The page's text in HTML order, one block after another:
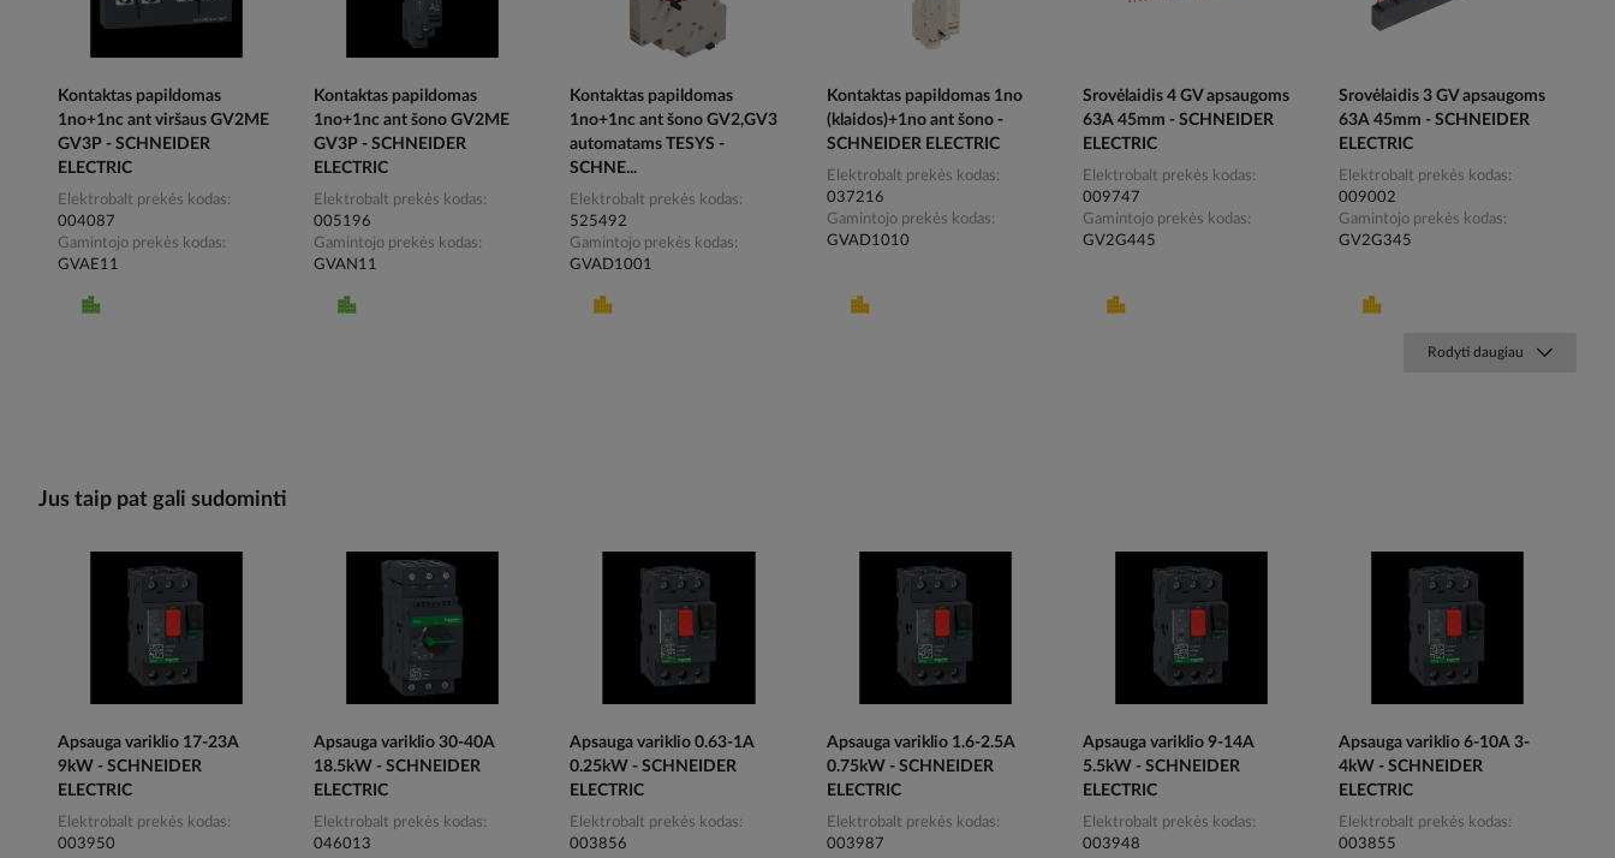
Kontaktas papildomas
1no+1nc ant viršaus GV2ME
GV3P - SCHNEIDER
ELECTRIC
Elektrobalt prekės kodas
004087
Gamintojo prekės kodas
GVAE11
Kontaktas papildomas
1no+1nc ant šono GV2ME
GV3P - SCHNEIDER
ELECTRIC
Elektrobalt prekės kodas
005196
Gamintojo prekės kodas
GVAN11
Kontaktas papildomas
1no+1nc ant šono GV2,GV3
automatams TESYS -
SCHNE...
Elektrobalt prekės kodas
525492
Gamintojo prekės kodas
GVAD1001
Kontaktas papildomas 1no
(klaidos)+1no ant šono -
SCHNEIDER ELECTRIC
Elektrobalt prekės kodas
037216
Gamintojo prekės kodas
GVAD1010
Srovėlaidis 4 GV apsaugoms
63A 45mm - SCHNEIDER
ELECTRIC
Elektrobalt prekės kodas
009747
Gamintojo prekės kodas
GV2G445
Srovėlaidis 3 GV apsaugoms
63A 45mm - SCHNEIDER
ELECTRIC
Elektrobalt prekės kodas
009002
Gamintojo prekės kodas
GV2G345
Rodyti daugiau
Jus taip pat gali sudominti
Apsauga variklio 17-23A
9kW - SCHNEIDER
ELECTRIC
Elektrobalt prekės kodas
003950
Apsauga variklio 30-40A
18.5kW - SCHNEIDER
ELECTRIC
Elektrobalt prekės kodas
046013
Apsauga variklio 0.63-1A
0.25kW - SCHNEIDER
ELECTRIC
Elektrobalt prekės kodas
003856
Apsauga variklio 1.6-2.5A
0.75kW - SCHNEIDER
ELECTRIC
Elektrobalt prekės kodas
003987
Apsauga variklio 9-14A
5.5kW - SCHNEIDER
ELECTRIC
Elektrobalt prekės kodas
003948
Apsauga variklio 6-10A 3-
4kW - SCHNEIDER
ELECTRIC
Elektrobalt prekės kodas
003855